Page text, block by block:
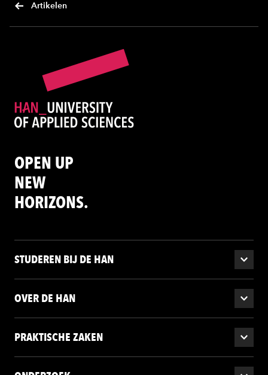
Artikelen
OPEN UP
NEW
HORIZONS.
STUDEREN BIJ DE HAN
OVER DE HAN
PRAKTISCHE ZAKEN